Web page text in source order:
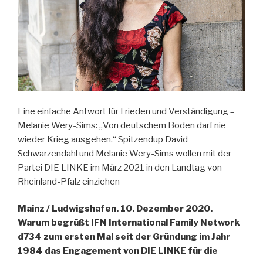
Eine einfache Antwort für Frieden und Verständigung –
Melanie Wery-Sims: „Von deutschem Boden darf nie
wieder Krieg ausgehen.“ Spitzendup David
Schwarzendahl und Melanie Wery-Sims wollen mit der
Partei DIE LINKE im März 2021 in den Landtag von
Rheinland-Pfalz einziehen
Mainz / Ludwigshafen. 10. Dezember 2020.
Warum begrüßt IFN International Family Network
d734 zum ersten Mal seit der Gründung im Jahr
1984 das Engagement von DIE LINKE für die